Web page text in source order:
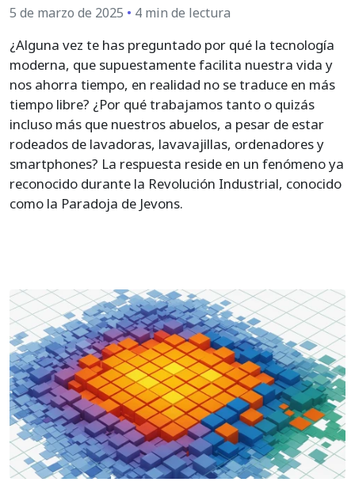
5 de marzo de 2025 • 4 min de lectura
¿Alguna vez te has preguntado por qué la tecnología
moderna, que supuestamente facilita nuestra vida y
nos ahorra tiempo, en realidad no se traduce en más
tiempo libre? ¿Por qué trabajamos tanto o quizás
incluso más que nuestros abuelos, a pesar de estar
rodeados de lavadoras, lavavajillas, ordenadores y
smartphones? La respuesta reside en un fenómeno ya
reconocido durante la Revolución Industrial, conocido
como la Paradoja de Jevons.